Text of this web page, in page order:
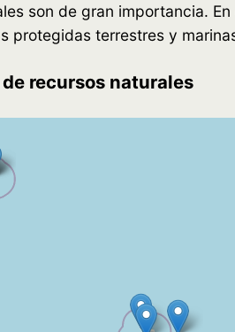
son de gran importancia. En
terrestres y
recursos naturales